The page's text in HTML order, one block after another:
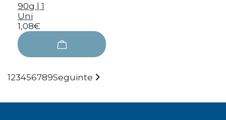
90g | 1
Uni
1,08€
123456789Seguinte